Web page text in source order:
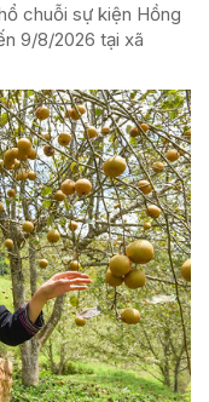
chuỗi sự kiện Hồng
9/8/2026 tại xã